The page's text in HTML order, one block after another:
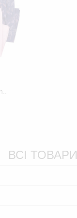
ВСІ ТОВАРИ